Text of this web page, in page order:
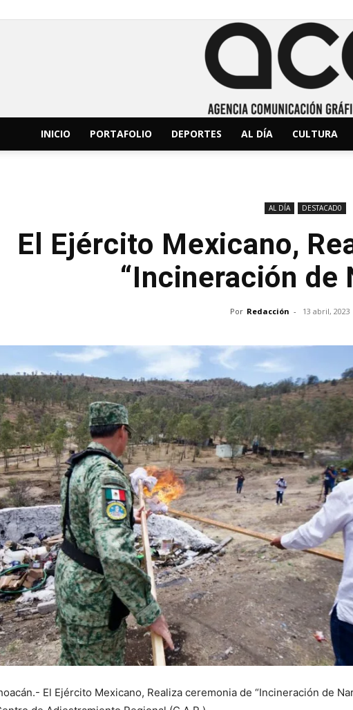
Noticias
INICIO PORTAFOLIO DEPORTES AL DÍA CULTURA
AL DÍA DESTACAD0
El Ejército Mexicano,
“Incineración de
Por Redacción - 13 abril, 2023
El Ejército Mexicano, Realiza ceremonia de “Incineración de